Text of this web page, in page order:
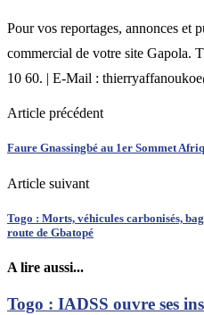
Pour vos reportages, annonces et
commercial de votre site Gapola.
10 60. | E-Mail :
Article précédent
Faure Gnassingbé au 1er Sommet
Article suivant
Togo : Morts, véhicules carbonisés,
route de Gbatopé
A lire aussi...
Togo : IADSS ouvre ses